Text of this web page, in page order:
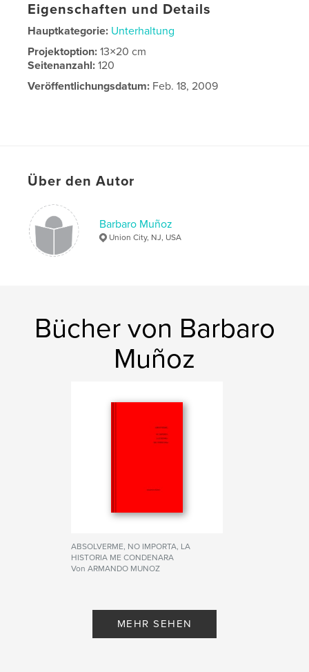
Eigenschaften und Details
Hauptkategorie: Unterhaltung
Projektoption:13×20 cm
Seitenanzahl:120
Veröffentlichungsdatum: Feb. 18, 2009
Über den Autor
Barbaro Muñoz
Union City, NJ, USA
Bücher von Barbaro
Muñoz
ABSOLVERME, NO IMPORTA, LA
HISTORIA ME CONDENARA
Von ARMANDO MUNOZ
MEHR SEHEN